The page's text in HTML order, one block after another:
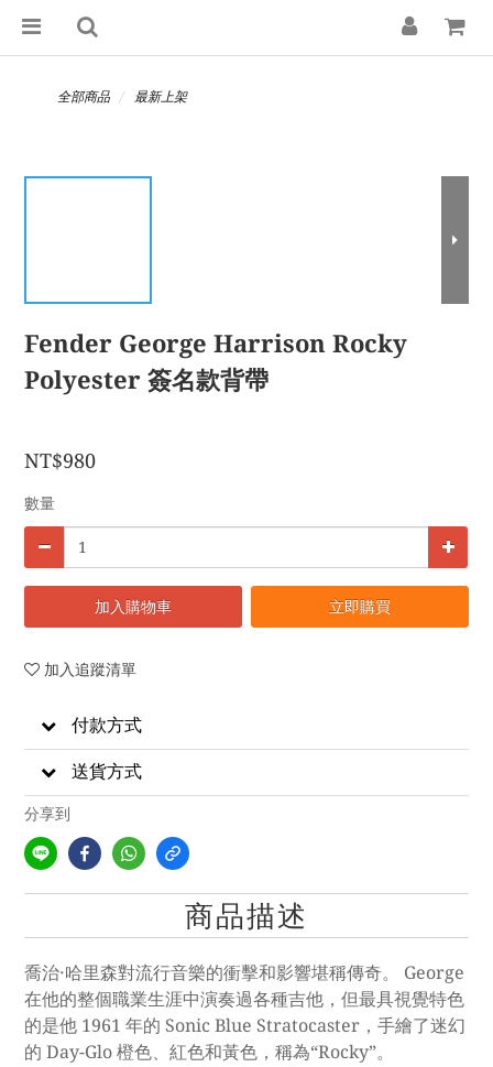
全部商品 最新上架
Fender George Harrison Rocky
Polyester 簽名款背帶
NT$980
數量
加入購物車 立即購買
加入追蹤清單
付款方式
送貨方式
分享到
商品描述
喬治·哈里森對流行音樂的衝擊和影響堪稱傳奇。 George
在他的整個職業生涯中演奏過各種吉他，但最具視覺特色
的是他 1961 年的 Sonic Blue Stratocaster，手繪了迷幻
的 Day-Glo 橙色、紅色和黃色，稱為“Rocky”。